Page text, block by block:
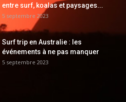
entre surf, koalas et paysages...
5 septembre 2023
Surf trip en Australie : les
événements à ne pas manquer
5 septembre 2023